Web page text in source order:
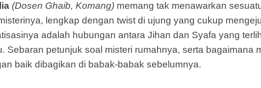
(Dosen Ghaib, Komang) memang tak menawarkan
lengkap dengan twist di ujung yang cukup
adalah hubungan antara Jihan dan Syafa yang
Sebaran petunjuk soal misteri rumahnya, serta bagaimana
baik dibagikan di babak-babak sebelumnya.